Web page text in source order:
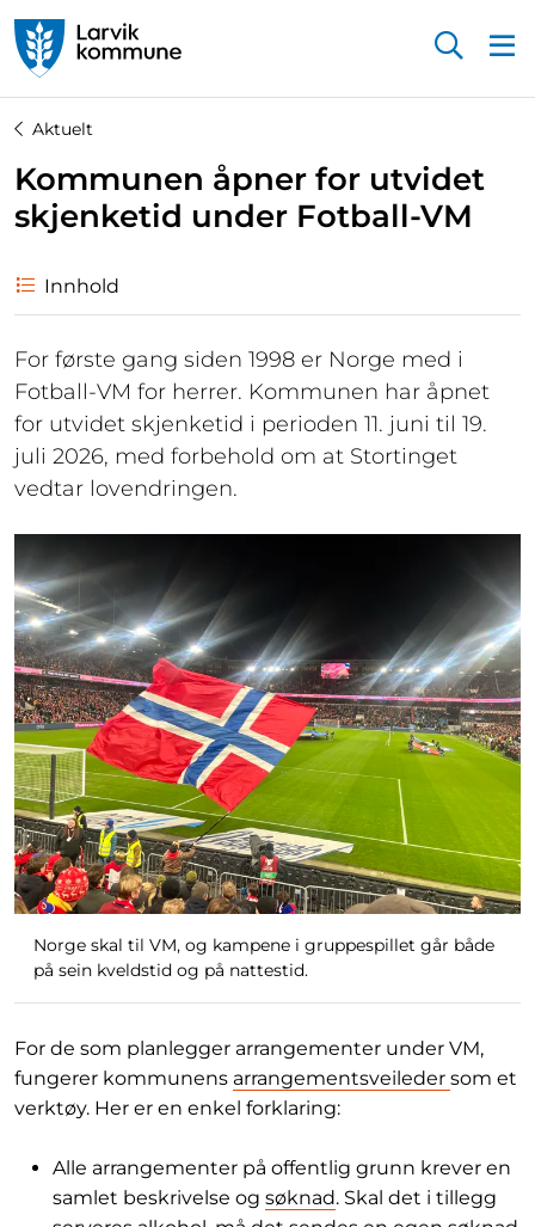
Aktuelt
Kommunen åpner for utvidet
skjenketid under Fotball-VM
Innhold
For første gang siden 1998 er Norge med i
Fotball-VM for herrer. Kommunen har åpnet
for utvidet skjenketid i perioden 11. juni til 19.
juli 2026, med forbehold om at Stortinget
vedtar lovendringen.
Norge skal til VM, og kampene i gruppespillet går både
på sein kveldstid og på nattestid.
For de som planlegger arrangementer under VM,
fungerer kommunens arrangementsveileder som et
verktøy. Her er en enkel forklaring:
Alle arrangementer på offentlig grunn krever en
samlet beskrivelse og søknad. Skal det i tillegg